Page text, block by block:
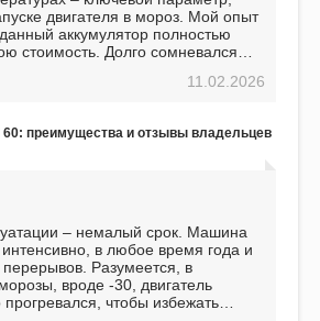
двигателя в мороз. Мой опыт
аккумулятор полностью
стоимость. Долго сомневался
что это отличное вложение,11.02.2026
преимущества и отзывы владельцев
– немалый срок. Машина
интенсивно, в любое время года и
перерывов. Разумеется, в
вроде -30, двигатель
чтобы избежать